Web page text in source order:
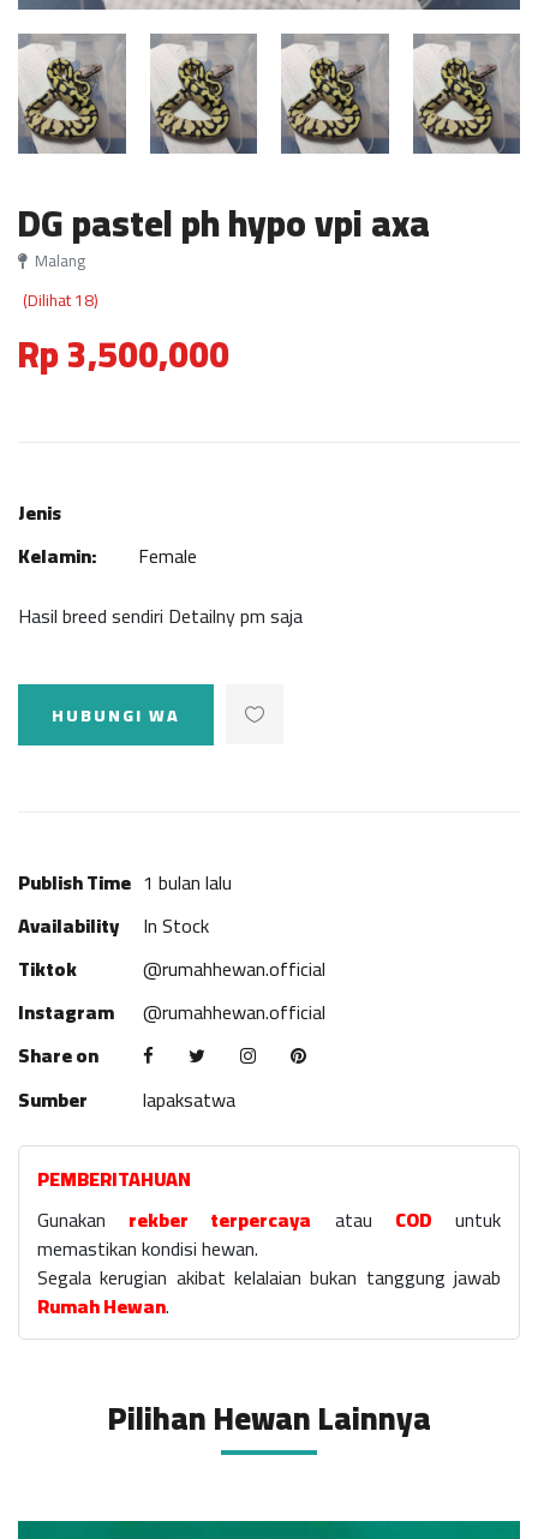
DG pastel ph hypo vpi axa
Malang
(Dilihat 18)
Rp 3,500,000
Jenis
Kelamin:
Female
Hasil breed sendiri Detailny pm saja
HUBUNGI WA
Publish Time 1 bulan lalu
Availability
In Stock
Tiktok
@rumahhewan.official
Instagram
@rumahhewan.official
Share on
Sumber
lapaksatwa
PEMBERITAHUAN
Gunakan rekber terpercaya atau COD untuk
memastikan kondisi hewan.
Segala kerugian akibat kelalaian bukan tanggung jawab
Rumah Hewan.
Pilihan Hewan Lainnya